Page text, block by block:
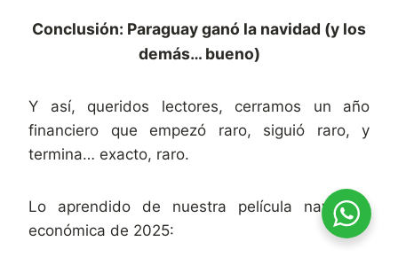
Conclusión: Paraguay ganó la navidad (y los
demás… bueno)
Y así, queridos lectores, cerramos un año
financiero que empezó raro, siguió raro, y
termina… exacto, raro.
Lo aprendido de nuestra película navideña
económica de 2025: